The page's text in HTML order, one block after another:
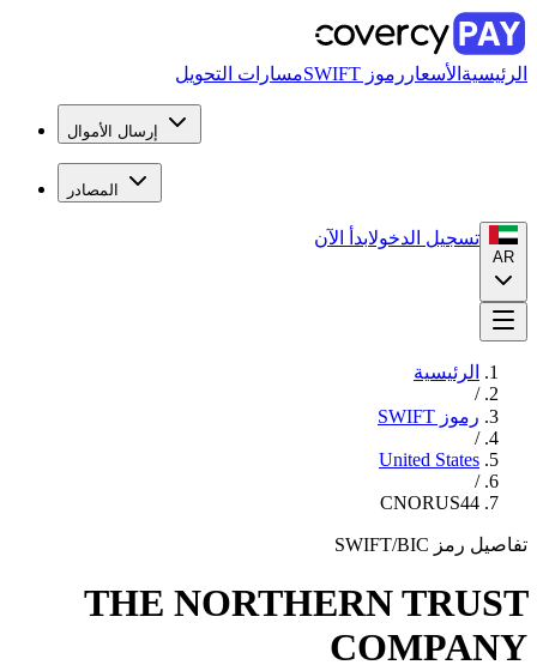
الرئيسية الأسعار رموز SWIFT مسارات التحويل
إرسال الأموال
المصادر
AR
تسجيل الدخولابدأ الآن
الرئيسية
/
رموز SWIFT
/
United States
/
CNORUS44
تفاصيل رمز SWIFT/BIC
THE NORTHERN TRUST
COMPANY